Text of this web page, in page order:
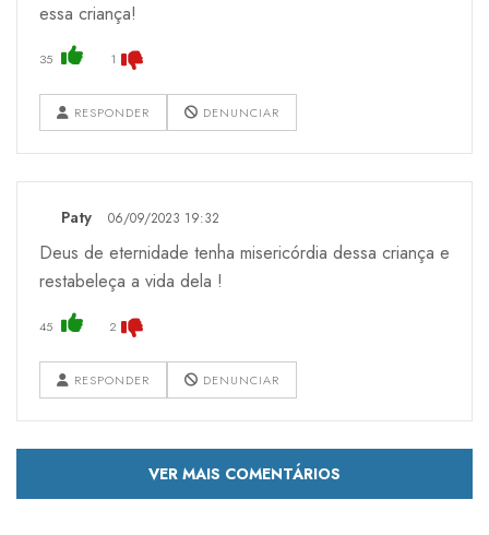
essa criança!
35 1
RESPONDER DENUNCIAR
Paty 06/09/2023 19:32
Deus de eternidade tenha misericórdia dessa criança e
restabeleça a vida dela !
45 2
RESPONDER DENUNCIAR
VER MAIS COMENTÁRIOS